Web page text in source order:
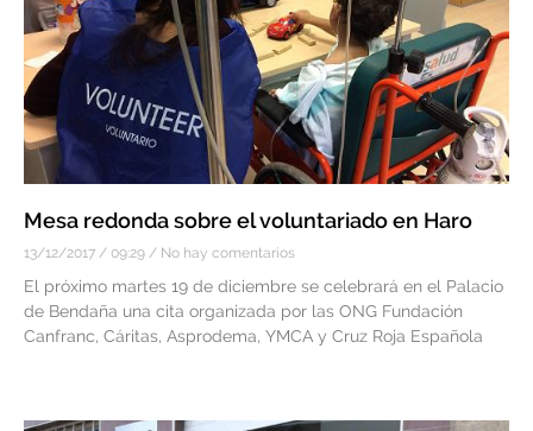
Mesa redonda sobre el voluntariado en Haro
13/12/2017 09:29 No hay comentarios
El próximo martes 19 de diciembre se celebrará en el Palacio
de Bendaña una cita organizada por las ONG Fundación
Canfranc, Cáritas, Asprodema, YMCA y Cruz Roja Española